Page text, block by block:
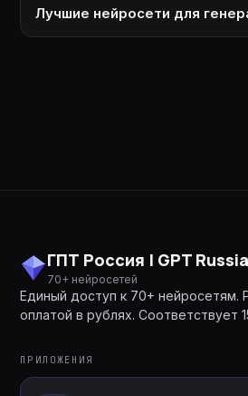
Лучшие нейросети для
ГПТ Россия | GPT Russia
70+ нейросетей
Единый доступ к 70+ нейросетям.
оплатой в рублях. Соответствует
ПРИЛОЖЕНИЯ